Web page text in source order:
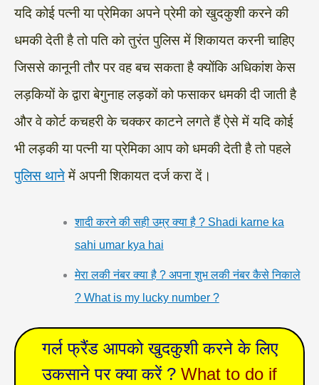
यदि कोई पत्नी या प्रेमिका अपने प्रेमी को खुदकुशी करने की
धमकी देती है तो पति को तुरंत पुलिस में शिकायत करनी चाहिए
जिससे कानूनी तौर पर वह बच सकता है क्योंकि अधिकांश केस
लड़कियों के द्वारा बेगुनाह लड़कों को फसाकर धमकी दी जाती है
और वे कोर्ट कचहरी के चक्कर काटने लगते हैं ऐसे में यदि कोई
भी लड़की या पत्नी या प्रेमिका आप को धमकी देती है तो पहले
पुलिस थानेमें अपनी शिकायत दर्ज करा दें।
शादी करने की सही उम्र क्या है ? Shadi karne ka
sahi umar kya hai
मेरा लकी नंबर क्या है ? अपना शुभ लकी नंबर कैसे निकाले
? What is my lucky number ?
गर्ल फ्रैंड आपको खुदकुशी करने के लिए
उकसाने पर क्या करें ? What to do if